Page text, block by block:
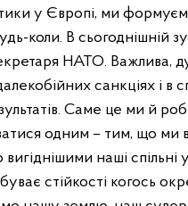
у Європі, ми
коли. В сьогоднішній
НАТО. Важлива,
санкціях і в
Саме це ми й
одним – тим, що ми
наші спільні
стійкості когось